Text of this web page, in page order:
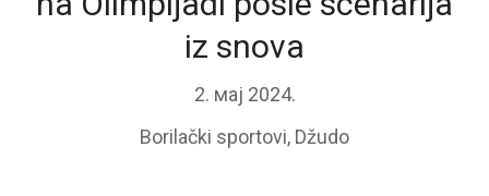
iz snova
2. мај 2024.
Borilački sportovi, Džudo